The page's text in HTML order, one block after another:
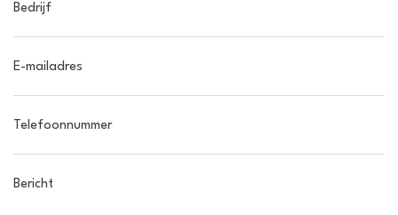
Bedrijf
E-mailadres
Telefoonnummer
Bericht